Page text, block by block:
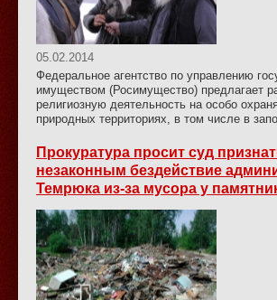
05.02.2014
Федеральное агентство по управлению
имуществом (Росимущество) предлагает
религиозную деятельность на особо
природных территориях, в том числе в
Прокуратура просит суд
незаконным бездействие
Темрюка из-за мусора у